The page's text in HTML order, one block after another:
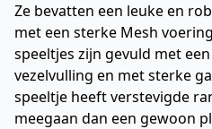
Ze bevatten een leuke en
met een sterke Mesh
speeltjes zijn gevuld met
vezelvulling en met sterke
speeltje heeft verstevigde
meegaan dan een gewoon